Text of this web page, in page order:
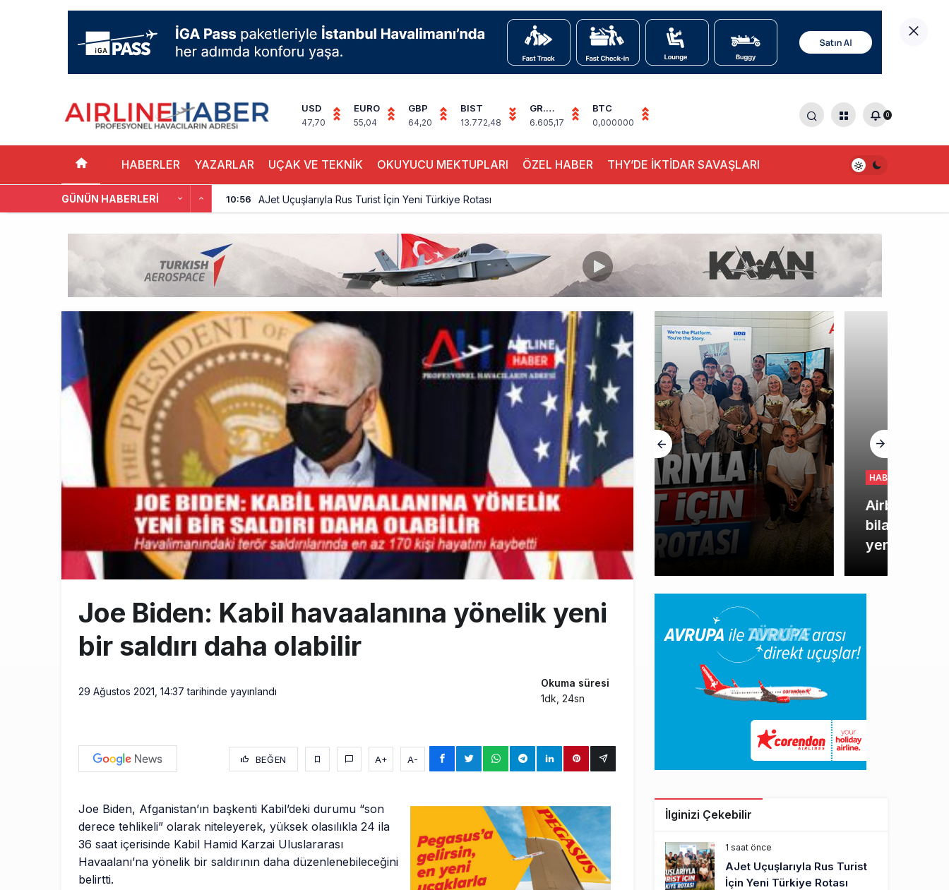
USD
47,70
EURO
55,04
GBP
64,20
BIST
13.772,48
GR.
ALTIN
6.605,17
BTC
0,000000
0
HABERLER YAZARLAR UÇAK VE TEKNİK OKUYUCU MEKTUPLARI ÖZEL HABER THY’DE İKTİDAR SAVAŞLARI
GÜNÜN HABERLERI 10:56 AJet Uçuşlarıyla Rus Turist İçin Yeni Türkiye Rotası
İstanbul uçağına polis köpeklerle girdi: 3 yolcu indirildi
AyJet eğitim uçağı Hezarfen yakınında kırım geçirdi
18:00 Lufthansa ilk uçağını Starlink internetiyle donattı
17:00 Norwegian Uçağına Polis Müdahalesi
British Airways A380 seferlerini yüzde 28 azaltıyor
15:00 Çiti aştı, bakım uçağına girdi: Uyurken yakalandı
Joe Biden: Kabil havaalanına yönelik yeni
bir saldırı daha olabilir
29 Ağustos 2021, 14:37 tarihinde yayınlandı
Okuma süresi
1dk, 24sn
BEĞEN A+ A-
Joe Biden, Afganistan’ın başkenti Kabil’deki durumu “son
derece tehlikeli” olarak niteleyerek, yüksek olasılıkla 24 ila
36 saat içerisinde Kabil Hamid Karzai Uluslararası
Havaalanı’na yönelik bir saldırının daha düzenlenebileceğini
belirtti.
HABERLER
Airbus Temmuz
bilançosunu açıkladı: 204
yeni sipariş
İlginizi Çekebilir
1 saat önce
AJet Uçuşlarıyla Rus Turist
İçin Yeni Türkiye Rotası